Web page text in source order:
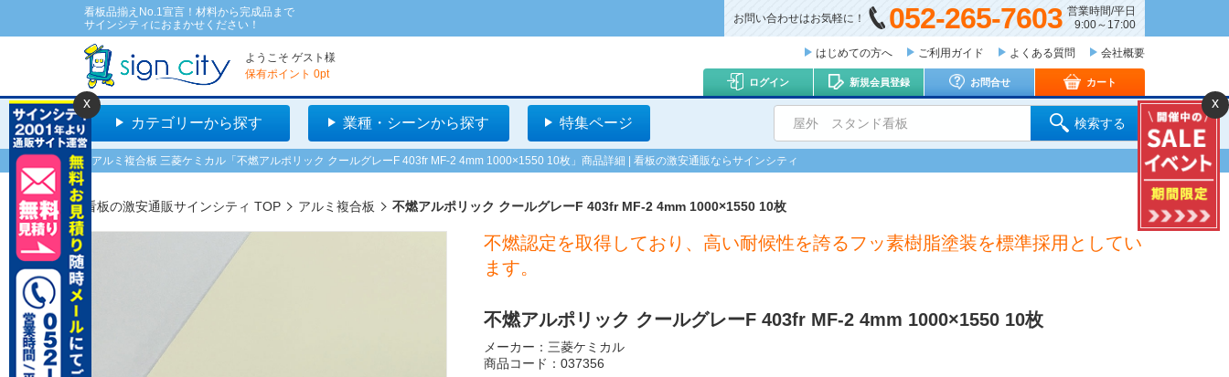
看板品揃えNo.1宣言！材料から完成品まで
サインシティにおまかせください！
お問い合わせはお気軽に！ 052-265-7603 営業時間/平日
9:00～17:00
ようこそ ゲスト 様
保有ポイント 0pt
はじめての方へ ご利用ガイド よくある質問 会社概要
ログイン 新規会員登録 お問合せ カート
カテゴリーから探す 業種・シーンから探す 特集ページ 屋外 スタンド看板 検索する
アルミ複合板 三菱ケミカル「不燃アルポリック クールグレーF 403fr MF-2 4mm 1000×1550 10枚」商品詳細 | 看板の激安通販ならサインシティ
看板の激安通販サインシティ TOP アルミ複合板 不燃アルポリック クールグレーF 403fr MF-2 4mm 1000×1550 10枚
不燃認定を取得しており、高い耐候性を誇るフッ素樹脂塗装を標準採用としてい
ます。
不燃アルポリック クールグレーF 403fr MF-2 4mm 1000×1550 10枚
メーカー：三菱ケミカル
商品コード：037356
x
x